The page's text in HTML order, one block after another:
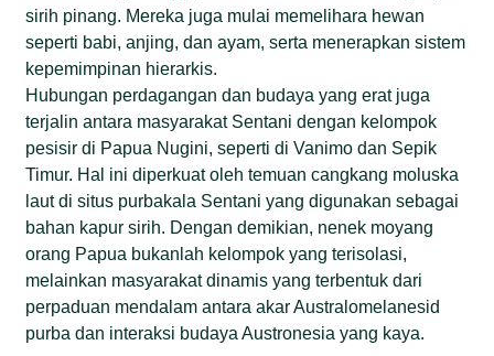
sirih pinang. Mereka juga mulai memelihara hewan
seperti babi, anjing, dan ayam, serta menerapkan sistem
kepemimpinan hierarkis.
Hubungan perdagangan dan budaya yang erat juga
terjalin antara masyarakat Sentani dengan kelompok
pesisir di Papua Nugini, seperti di Vanimo dan Sepik
Timur. Hal ini diperkuat oleh temuan cangkang moluska
laut di situs purbakala Sentani yang digunakan sebagai
bahan kapur sirih. Dengan demikian, nenek moyang
orang Papua bukanlah kelompok yang terisolasi,
melainkan masyarakat dinamis yang terbentuk dari
perpaduan mendalam antara akar Australomelanesid
purba dan interaksi budaya Austronesia yang kaya.